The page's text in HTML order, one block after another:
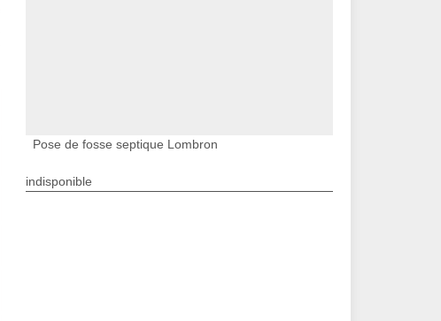
Pose de fosse septique Lombron
indisponible